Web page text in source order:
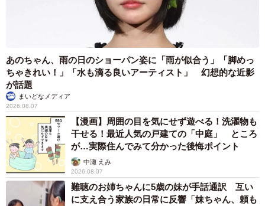
高くないセダンタイプに見えたら、正解はクラウン。ゴー
ルデンレトリーバーが頭に浮かび“ぐわんぐわん”とめまいが
する感覚を覚えたら、「1か月ほど前、お散歩の途中で初め
て会ったゴールデンが私に興味を持って近づいてきたら、
く～ちゃんは背後にある川に落ちそうなほど後ずさりし
た」というエピソードもありました。
もちろん不正解もありましたが、もしかして…私…くる
ん君とお話できた？？？ まだ半信半疑ながらも、心の中
でガッツポーズをして答え合わせを終えたのでした。
あのちゃん、雨の日のショーパン姿に「雨が似合う」「脚めっ
ちゃきれい！」「水も滴る良いアーティスト」 幻想的な近影
が話題
まいどなメディア
2026.08.07
【漫画】周囲の目を気にせず遊べる！洗濯物も
干せる！最近人気の戸建ての「中庭」 ところ
が…実際住んでみて分かった後悔ポイント
中瀬 えみ
2026.08.07
難聴のお姉ちゃんに5歳の妹が手話通訳 互い
に支え合う家族の日常に反響「妹ちゃん、頼も